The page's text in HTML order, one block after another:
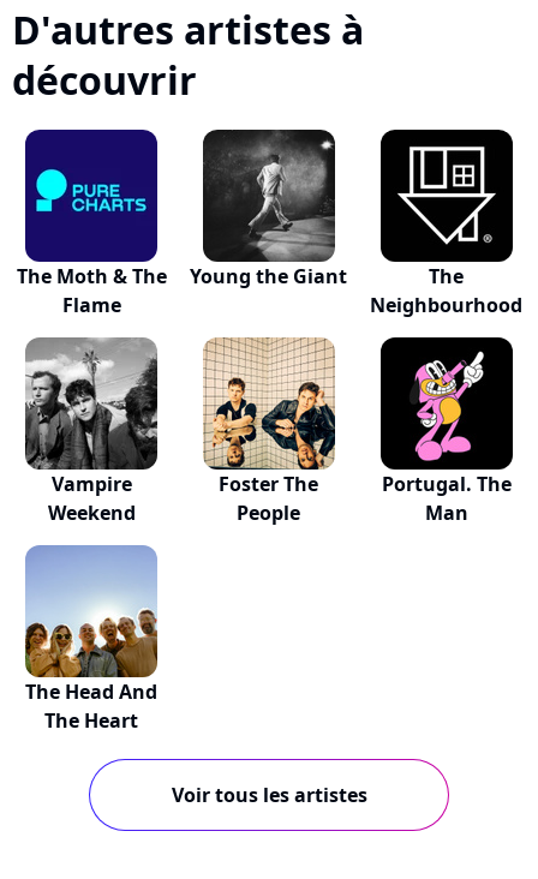
D'autres artistes à
découvrir
The Moth & The
Flame
Young the Giant
The
Neighbourhood
Vampire
Weekend
Foster The
People
Portugal. The
Man
The Head And
The Heart
Voir tous les artistes